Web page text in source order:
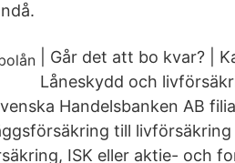
| Går det att bo kvar? |
Låneskydd och
Handelsbanken AB
till
ISK eller aktie- och